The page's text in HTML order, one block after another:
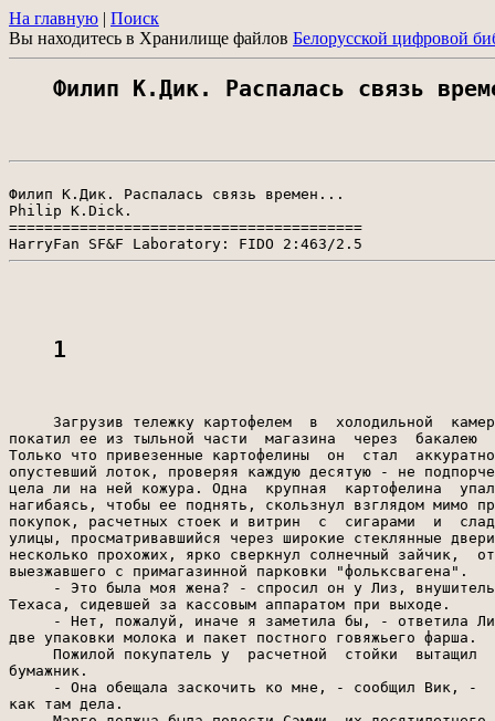
На главную | Поиск
Вы находитесь в Хранилище файлов Белорусской цифровой
Филип К.Дик. Распалась связь
Филип К.Дик. Распалась связь времен...
Philip K.Dick.
========================================
1